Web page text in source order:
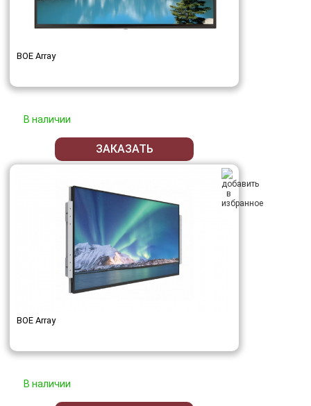
BOE Array
В наличии
ЗАКАЗАТЬ
BOE Array
В наличии